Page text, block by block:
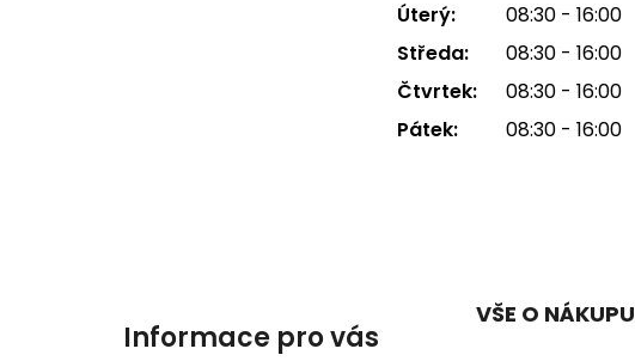
Úterý:
08:30 - 16:00
Středa:
08:30 - 16:00
Čtvrtek:
08:30 - 16:00
Pátek:
08:30 - 16:00
Informace pro vás
VŠE O NÁKUPU